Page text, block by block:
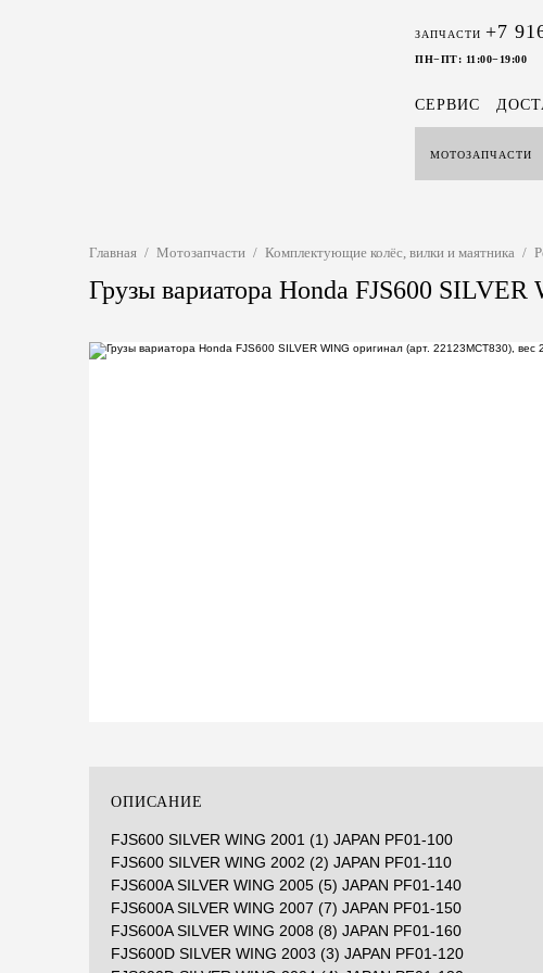
ЗАПЧАСТИ +7
ПН−ПТ: 11:00−19:00
СЕРВИС
МОТОЗАПЧАСТИ
Главная / Мотозапчасти / Комплектующие колёс, вилки и маятника /
Грузы вариатора Honda FJS600
ОПИСАНИЕ
FJS600 SILVER WING 2001 (1) JAPAN PF01-100
FJS600 SILVER WING 2002 (2) JAPAN PF01-110
FJS600A SILVER WING 2005 (5) JAPAN PF01-140
FJS600A SILVER WING 2007 (7) JAPAN PF01-150
FJS600A SILVER WING 2008 (8) JAPAN PF01-160
FJS600D SILVER WING 2003 (3) JAPAN PF01-120